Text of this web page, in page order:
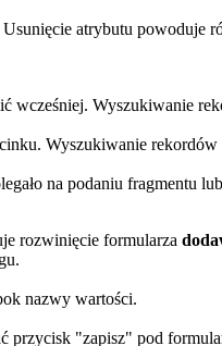
atrybutu powoduje
Wyszukiwanie
Wyszukiwanie
na podaniu fragmentu
rozwinięcie formularza
nazwy wartości.
przycisk "zapisz" pod